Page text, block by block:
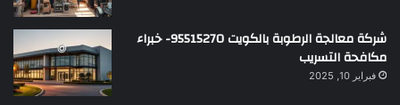
شركة معالجة الرطوبة بالكويت 95515270- خبراء
مكافحة التسريب
فبراير 10, 2025